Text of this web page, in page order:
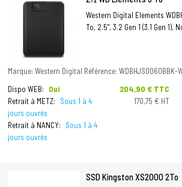
Western Digital Elements
To, 2.5", 3.2 Gen 1 (3.1 Gen 1),
Marque: Western Digital Référence: WDBHJS0060BBK-
Dispo WEB:
Oui
Retrait à METZ:
Sous 1 à 4
jours ouvrés
Retrait à NANCY:
Sous 1 à 4
jours ouvrés
Prix
204,90 € TTC
170,75 € HT
SSD Kingston XS2000 2To